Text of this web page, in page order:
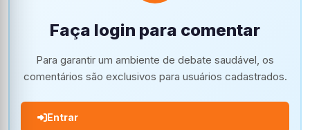
Faça login para comentar
Para garantir um ambiente de debate saudável, os
comentários são exclusivos para usuários cadastrados.
Entrar